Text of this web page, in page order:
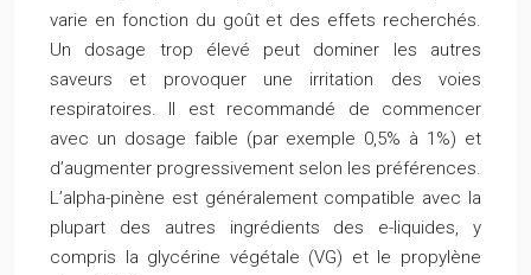
varie en fonction du goût et des effets recherchés.
Un dosage trop élevé peut dominer les autres
saveurs et provoquer une irritation des voies
respiratoires. Il est recommandé de commencer
avec un dosage faible (par exemple 0,5% à 1%) et
d’augmenter progressivement selon les préférences.
L’alpha-pinène est généralement compatible avec la
plupart des autres ingrédients des e-liquides, y
compris la glycérine végétale (VG) et le propylène